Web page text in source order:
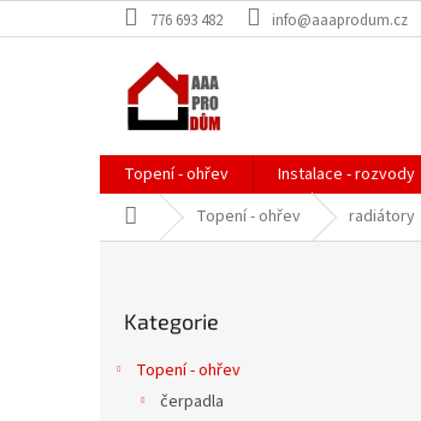
na
776 693 482 info@aaaprodum.cz
Topení - ohřev Instalace - rozvody
Domů Topení - ohřev radiátory
kategorie
Kategorie
Topení - ohřev
čerpadla